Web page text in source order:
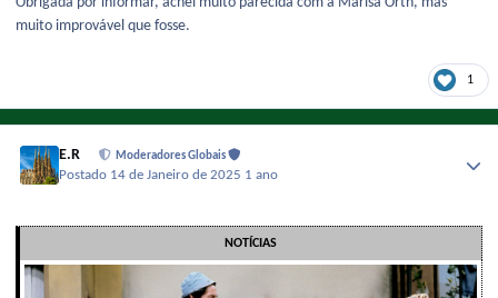
muito improvável que fosse.
1
E.R Moderadores Globais
Postado 14 de Janeiro de 2025 1 ano
NOTÍCIAS